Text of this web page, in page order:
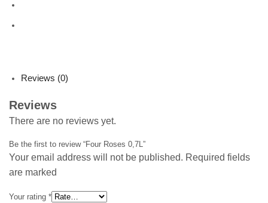
Reviews (0)
Reviews
There are no reviews yet.
Be the first to review “Four Roses 0,7L”
Your email address will not be published. Required fields
are marked
Your rating *